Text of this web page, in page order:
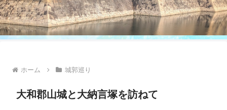
ホーム 城郭巡り
大和郡山城と大納言塚を訪ねて